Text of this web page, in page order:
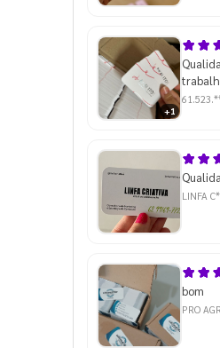
+1
LINFA
bom
PRO